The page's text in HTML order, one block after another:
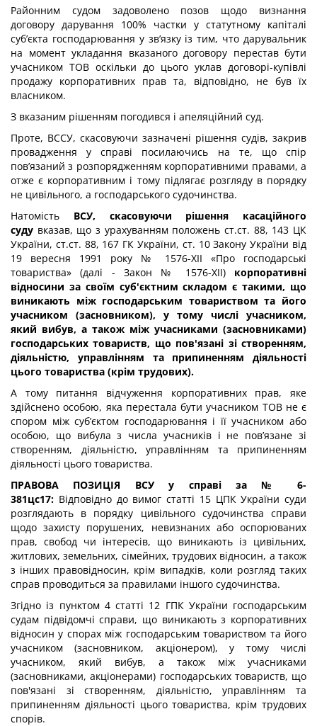
Районним судом задоволено позов щодо визнання
договору дарування 100% частки у статутному капіталі
суб’єкта господарювання у зв’язку із тим, что дарувальник
на момент укладання вказаного договору перестав бути
учасником ТОВ оскільки до цього уклав договорі-купівлі
продажу корпоративних прав та, відповідно, не був їх
власником.
З вказаним рішенням погодився і апеляційний суд.
Проте, ВССУ, скасовуючи зазначені рішення судів, закрив
провадження у справі посилаючись на те, що спір
пов’язаний з розпорядженням корпоративними правами, а
отже є корпоративним і тому підлягає розгляду в порядку
не цивільного, а господарського судочинства.
Натомість ВСУ, скасовуючи рішення касаційного
суду вказав, що з урахуванням положень ст.ст. 88, 143 ЦК
України, ст.ст. 88, 167 ГК України, ст. 10 Закону України від
19 вересня 1991 року № 1576-XII «Про господарські
товариства» (далі - Закон № 1576-XII) корпоративні
відносини за своїм суб'єктним складом є такими, що
виникають між господарським товариством та його
учасником (засновником), у тому числі учасником,
який вибув, а також між учасниками (засновниками)
господарських товариств, що пов'язані зі створенням,
діяльністю, управлінням та припиненням діяльності
цього товариства (крім трудових).
А тому питання відчуження корпоративних прав, яке
здійснено особою, яка перестала бути учасником ТОВ не є
спором між суб’єктом господарювання і її учасником або
особою, що вибула з числа учасників і не пов’язане зі
створенням, діяльністю, управлінням та припиненням
діяльності цього товариства.
ПРАВОВА
ПОЗИЦІЯ ВСУ у справі за
№ 6-
381цс17: Відповідно до вимог статті 15 ЦПК України суди
розглядають в порядку цивільного судочинства справи
щодо захисту порушених, невизнаних або оспорюваних
прав, свобод чи інтересів, що виникають із цивільних,
житлових, земельних, сімейних, трудових відносин, а також
з інших правовідносин, крім випадків, коли розгляд таких
справ проводиться за правилами іншого судочинства.
Згідно із пунктом 4 статті 12 ГПК України господарським
судам підвідомчі справи, що виникають з корпоративних
відносин у спорах між господарським товариством та його
учасником (засновником, акціонером), у тому числі
учасником, який вибув, а також між учасниками
(засновниками, акціонерами) господарських товариств, що
пов'язані зі створенням, діяльністю, управлінням та
припиненням діяльності цього товариства, крім трудових
спорів.